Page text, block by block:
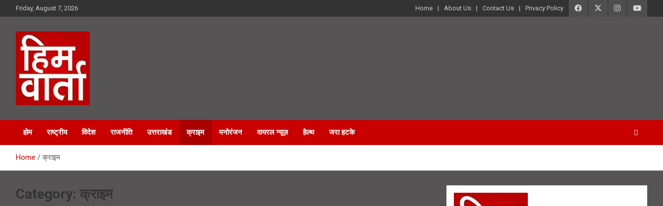
to
Friday, August 7, 2026 Home About Us Contact Us Privacy Policy
Him Varta
होम राष्ट्रीय विदेश राजनीति उत्तराखंड क्राइम मनोरंजन वायरल न्यूज़ हेल्थ जरा हटके
Home क्राइम
Category: क्राइम